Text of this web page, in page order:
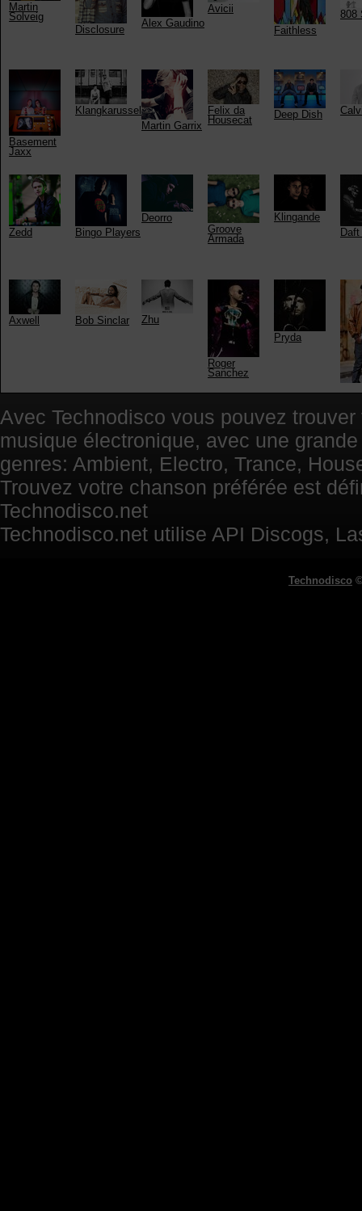
Martin
Solveig
Disclosure
Alex Gaudino
Avicii
Faithless
808
Basement
Jaxx
Klangkarussell
Martin Garrix
Felix da
Housecat
Deep Dish
Zedd Bingo Players
Deorro
Groove
Armada
Klingande
Axwell Bob Sinclar Zhu
Roger
Sanchez
Pryda
Avec Technodisco vous pouvez
musique électronique, avec une
genres: Ambient, Electro, Trance,
Trouvez votre chanson préférée est
Technodisco.net
Technodisco.net utilise API Discogs,
Technodisco